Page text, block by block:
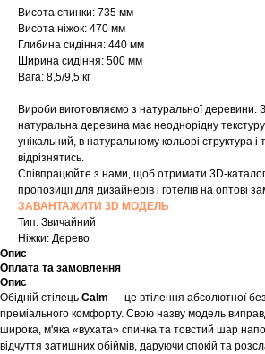
Висота спинки: 735 мм
Висота ніжок: 470 мм
Глибина сидіння: 440 мм
Ширина сидіння: 500 мм
Вага: 8,5/9,5 кг
Вироби виготовляємо з натуральної деревини.
натуральна деревина має неоднорідну
унікальний, в натуральному кольорі структура і
відрізнятись.
Співпрацюйте з нами, щоб отримати 3D-каталог
пропозиції для дизайнерів і готелів на оптові
ЗАВАНТАЖИТИ 3D МОДЕЛЬ
Тип: Звичайний
Ніжки: Дерево
Опис
Оплата та замовлення
Опис
Обідній стілець Calm — це втілення абсолютної
преміального комфорту. Свою назву модель
широка, м'яка «вухата» спинка та товстий шар
відчуття затишних обіймів, даруючи спокій та